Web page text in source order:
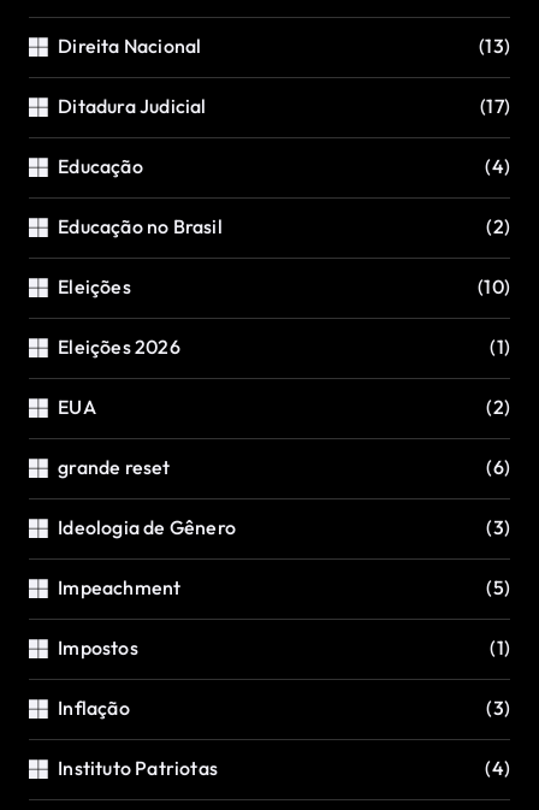
Direita Nacional (13)
Ditadura Judicial (17)
Educação (4)
Educação no Brasil (2)
Eleições (10)
Eleições 2026 (1)
EUA (2)
grande reset (6)
Ideologia de Gênero (3)
Impeachment (5)
Impostos (1)
Inflação (3)
Instituto Patriotas (4)